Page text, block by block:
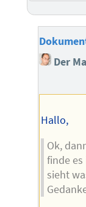
Der
Hallo,
Ok,
finde es
sieht